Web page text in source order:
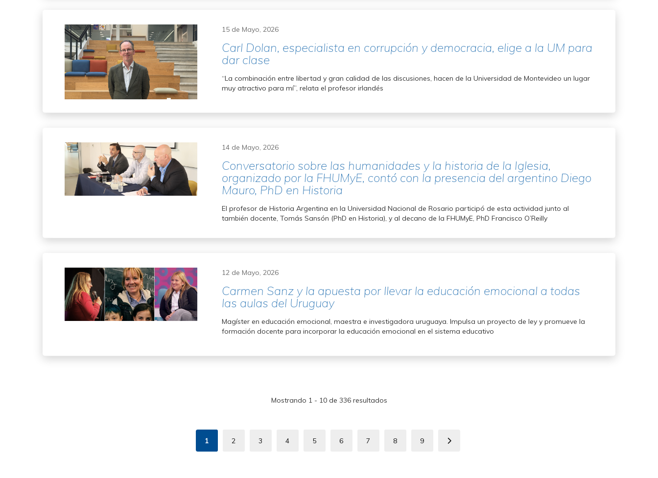
15 de Mayo, 2026
Carl Dolan, especialista en corrupción y democracia, elige a la UM para
dar clase
“La combinación entre libertad y gran calidad de las discusiones, hacen de la Universidad de Montevideo un lugar
muy atractivo para mí”, relata el profesor irlandés
14 de Mayo, 2026
Conversatorio sobre las humanidades y la historia de la Iglesia,
organizado por la FHUMyE, contó con la presencia del argentino Diego
Mauro, PhD en Historia
El profesor de Historia Argentina en la Universidad Nacional de Rosario participó de esta actividad junto al
también docente, Tomás Sansón (PhD en Historia), y al decano de la FHUMyE, PhD Francisco O’Reilly
12 de Mayo, 2026
Carmen Sanz y la apuesta por llevar la educación emocional a todas
las aulas del Uruguay
Magíster en educación emocional, maestra e investigadora uruguaya. Impulsa un proyecto de ley y promueve la
formación docente para incorporar la educación emocional en el sistema educativo
Mostrando 1 - 10 de 336 resultados
Página
1
Page
2
Page
3
Page
4
Page
5
Page
6
Page
7
Page
8
Page
9
Siguiente